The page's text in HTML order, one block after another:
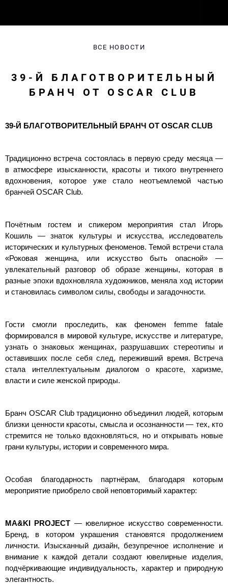
ВСЕ НОВОСТИ
39-Й БЛАГОТВОРИТЕЛЬНЫЙ
БРАНЧ ОТ OSCAR CLUB
39-Й БЛАГОТВОРИТЕЛЬНЫЙ БРАНЧ ОТ OSCAR CLUB
Традиционно встреча состоялась в первую среду месяца —
в атмосфере изысканности, красоты и тихого внутреннего
вдохновения, которое уже стало неотъемлемой частью
бранчей OSCAR Club.
Почётным гостем и спикером мероприятия стал Игорь
Кошиль — знаток культуры и искусства, исследователь
исторических и культурных феноменов. Темой встречи стала
«Роковая женщина, или искусство быть опасной» —
увлекательный разговор об образе женщины, которая в
разные эпохи вдохновляла художников, меняла ход истории
и становилась символом силы, свободы и загадочности.
Гости смогли проследить, как феномен femme fatale
формировался в мировой культуре, искусстве и литературе,
узнать о знаковых женщинах, разрушавших стереотипы и
оставивших после себя след, переживший время. Встреча
стала интеллектуальным диалогом о красоте, харизме,
власти и силе женской природы.
Бранч OSCAR Club традиционно объединил людей, которым
близки ценности красоты, смысла и осознанности — тех, кто
стремится не только вдохновляться, но и открывать новые
грани культуры, истории и современного мира.
Особая благодарность партнёрам, благодаря которым
мероприятие приобрело свой неповторимый характер:
MA&KI PROJECT — ювелирное искусство современности.
Бренд, в котором украшения становятся продолжением
личности. Изысканный дизайн, безупречное исполнение и
внимание к каждой детали создают ювелирные изделия,
подчёркивающие индивидуальность, характер и природную
элегантность.